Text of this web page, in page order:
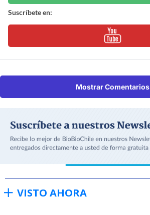
Suscríbete en:
Mostrar Comentarios
VISTO AHORA